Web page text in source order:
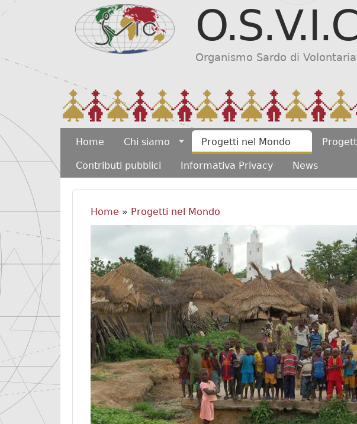
Organismo Sardo di
MAIN MENU
Home Chi siamo Progetti nel Mondo
Contributi pubblici Informativa Privacy News
Tu sei qui
Home » Progetti nel Mondo